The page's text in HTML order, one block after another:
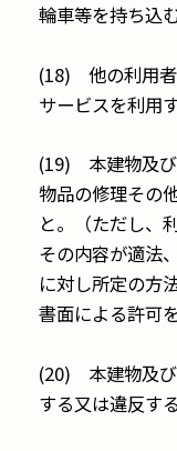
輪車等を持ち込
(18) 他の利用者
サービスを利用
(19) 本建物及び
物品の修理その
と。（ただし、
その内容が適法
に対し所定の方
書面による許可
(20) 本建物及び
する又は違反す